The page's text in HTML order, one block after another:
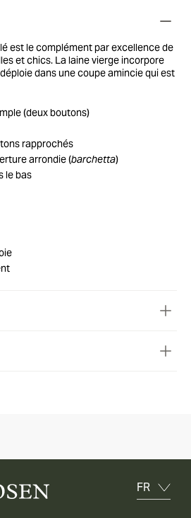
est le complément par excellence de
et chics. La laine vierge incorpore
dans une coupe amincie qui est
(deux boutons)
rapprochés
arrondie (barchetta)
le bas